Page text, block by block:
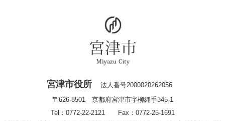
宮津市役所
法人番号2000020262056
〒626-8501 京都府宮津市字柳縄手345-1
Tel：0772-22-2121 Fax：0772-25-1691